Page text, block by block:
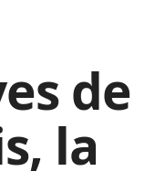
de
la